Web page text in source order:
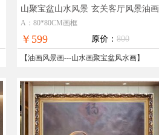
山聚宝盆山水风景 玄关客厅风景油画
A：80*80CM画框
￥599 原价： 800
【油画风景画---山水画聚宝盆风水画】